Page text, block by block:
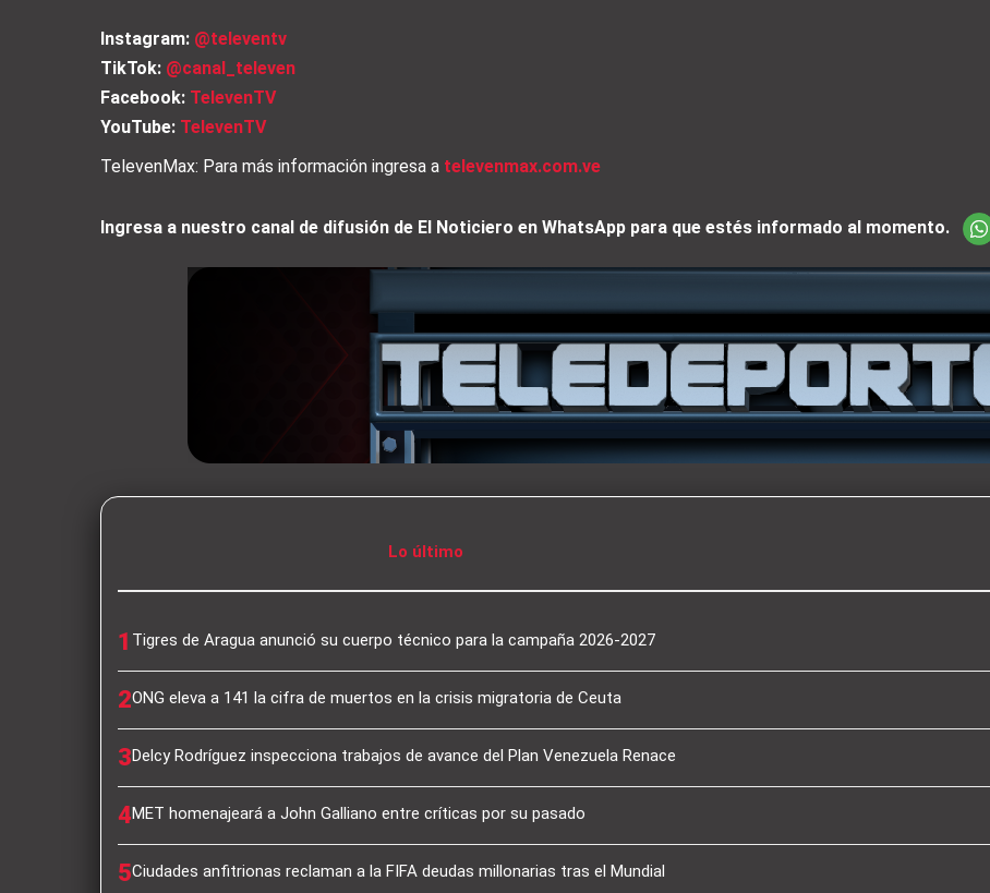
Instagram: @televentv
TikTok: @canal_televen
Facebook: TelevenTV
YouTube: TelevenTV
TelevenMax: Para más información ingresa a televenmax.com.ve
Ingresa a nuestro canal de difusión de El Noticiero en WhatsApp para que estés informado al momento.
Lo último
1 Tigres de Aragua anunció su cuerpo técnico para la campaña 2026-2027
2ONG eleva a 141 la cifra de muertos en la crisis migratoria de Ceuta
3Delcy Rodríguez inspecciona trabajos de avance del Plan Venezuela Renace
4MET homenajeará a John Galliano entre críticas por su pasado
5Ciudades anfitrionas reclaman a la FIFA deudas millonarias tras el Mundial